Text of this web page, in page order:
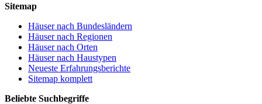
Sitemap
Häuser nach Bundesländern
Häuser nach Regionen
Häuser nach Orten
Häuser nach Haustypen
Neueste Erfahrungsberichte
Sitemap komplett
Beliebte Suchbegriffe